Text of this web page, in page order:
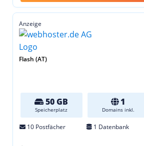
Anzeige
Flash (AT)
50 GB
Speicherplatz
1
Domains inkl.
10 Postfächer 1 Datenbank